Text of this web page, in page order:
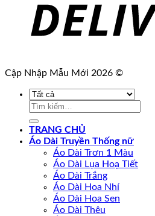
Cập Nhập Mẫu Mới 2026 ©
Tìm
TRANG CHỦ
Áo Dài Truyền Thống nữ
Áo Dài Trơn 1 Màu
Áo Dài Lụa Hoạ Tiết
Áo Dài Trắng
Áo Dài Hoa Nhí
Áo Dài Hoa Sen
Áo Dài Thêu